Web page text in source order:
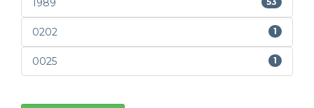
1989
0202 1
0025 1